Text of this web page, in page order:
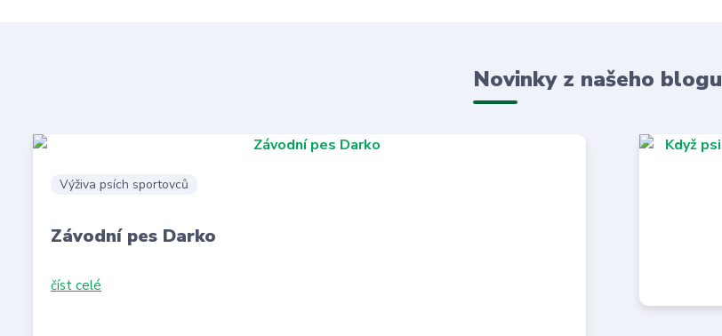
Novinky z našeho blogu
Výživa psích sportovců
Závodní pes Darko
číst celé